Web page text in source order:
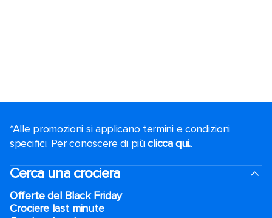
*Alle promozioni si applicano termini e condizioni
specifici. Per conoscere di piùclicca qui..
Cerca una crociera
Offerte del Black Friday
Crociere last minute